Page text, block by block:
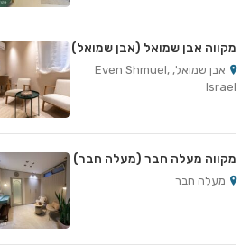
מקווה אבן שמואל (אבן שמואל)
אבן שמואל, Even Shmuel,
Israel
מקווה מעלה חבר (מעלה חבר)
מעלה חבר